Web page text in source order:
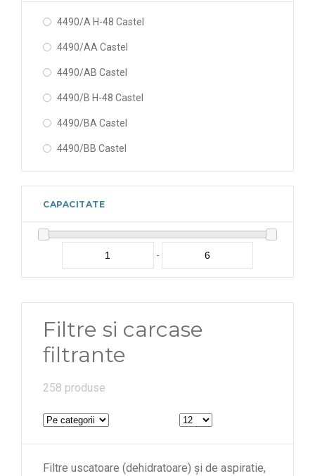
4490/A H-48 Castel
4490/AA Castel
4490/AB Castel
4490/B H-48 Castel
4490/BA Castel
4490/BB Castel
CAPACITATE
-
Filtre si carcase
filtrante
258 produse
Filtre uscatoare (dehidratoare) și de aspiratie,